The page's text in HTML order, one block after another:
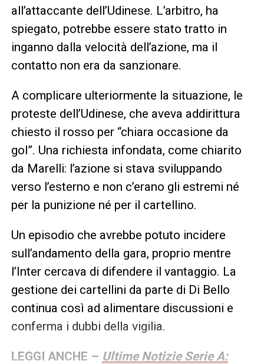
all’attaccante dell’Udinese. L’arbitro, ha
spiegato, potrebbe essere stato tratto in
inganno dalla velocità dell’azione, ma il
contatto non era da sanzionare.
A complicare ulteriormente la situazione, le
proteste dell’Udinese, che aveva addirittura
chiesto il rosso per “chiara occasione da
gol”. Una richiesta infondata, come chiarito
da Marelli: l’azione si stava sviluppando
verso l’esterno e non c’erano gli estremi né
per la punizione né per il cartellino.
Un episodio che avrebbe potuto incidere
sull’andamento della gara, proprio mentre
l’Inter cercava di difendere il vantaggio. La
gestione dei cartellini da parte di Di Bello
continua così ad alimentare discussioni e
conferma i dubbi della vigilia.
LEGGI ANCHE – Ultime Notizie Serie A: